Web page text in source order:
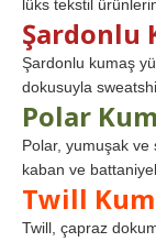
lüks tekstil
Şardonlu
Şardonlu kumaş
dokusuyla
Polar
Polar, yumuşak ve
kaban ve
Twill
Twill, çapraz